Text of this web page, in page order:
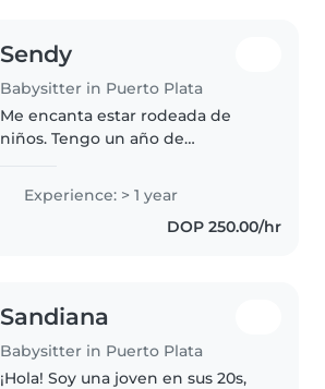
Sendy
Babysitter in Puerto Plata
Me encanta estar rodeada de
niños. Tengo un año de
preescolares. Me encanta leerles,
cantar y hacer juegos divertidos.
También ayudo con las tareas del
Experience: > 1 year
DOP 250.00/hr
Sandiana
Babysitter in Puerto Plata
¡Hola! Soy una joven en sus 20s,